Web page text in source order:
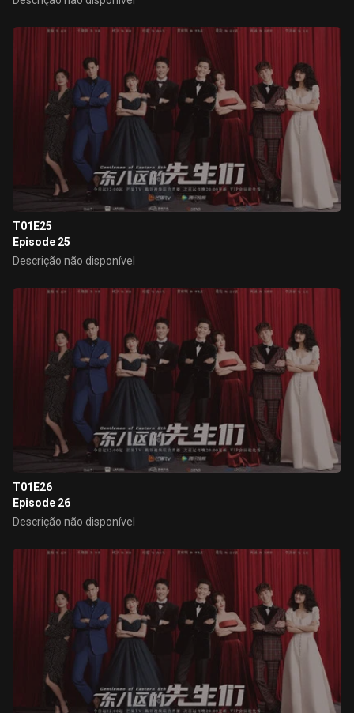
T01E25
Episode 25
Descrição não disponível
T01E26
Episode 26
Descrição não disponível